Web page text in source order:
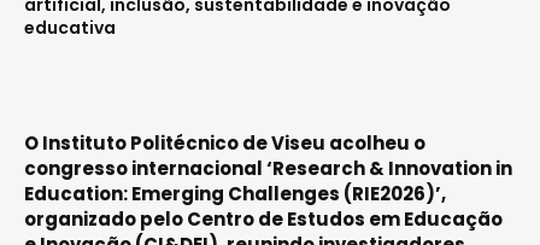
educativa
O Instituto Politécnico de Viseu acolheu o
congresso internacional ‘Research & Innovation in
Education: Emerging Challenges (RIE2026)’,
organizado pelo Centro de Estudos em Educação